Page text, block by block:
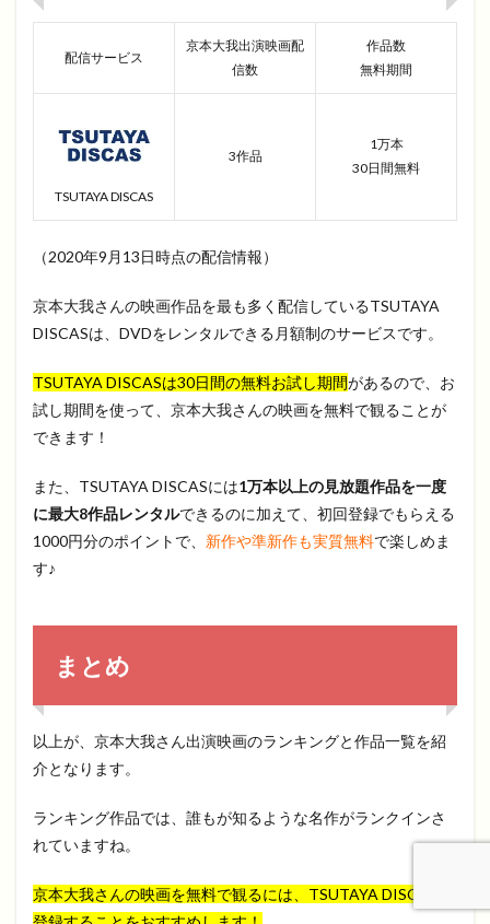
配信サービス
京本大我出演映画配
信数
作品数
無料期間
TSUTAYA DISCAS
3作品
1万本
30日間無料
（2020年9月13日時点の配信情報）
京本大我さんの映画作品を最も多く配信しているTSUTAYA
DISCASは、DVDをレンタルできる月額制のサービスです。
TSUTAYA DISCASは30日間の無料お試し期間があるので、お
試し期間を使って、京本大我さんの映画を無料で観ることが
できます！
また、TSUTAYA DISCASには1万本以上の見放題作品を一度
に最大8作品レンタルできるのに加えて、初回登録でもらえる
1000円分のポイントで、 新作や準新作も実質無料で楽しめま
す♪
まとめ
以上が、京本大我さん出演映画のランキングと作品一覧を紹
介となります。
ランキング作品では、誰もが知るような名作がランクインさ
れていますね。
京本大我さんの映画を無料で観るには、TSUTAYA DISCASに